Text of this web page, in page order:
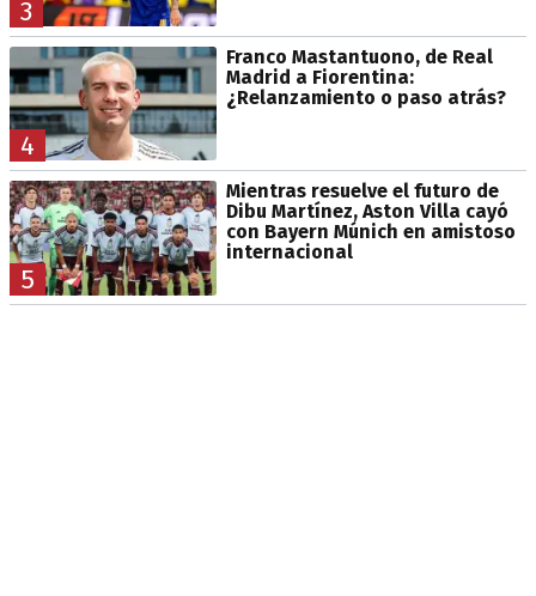
3
4
Franco Mastantuono, de Real
Madrid a Fiorentina:
¿Relanzamiento o paso atrás?
5
Mientras resuelve el futuro de
Dibu Martínez, Aston Villa cayó
con Bayern Múnich en amistoso
internacional